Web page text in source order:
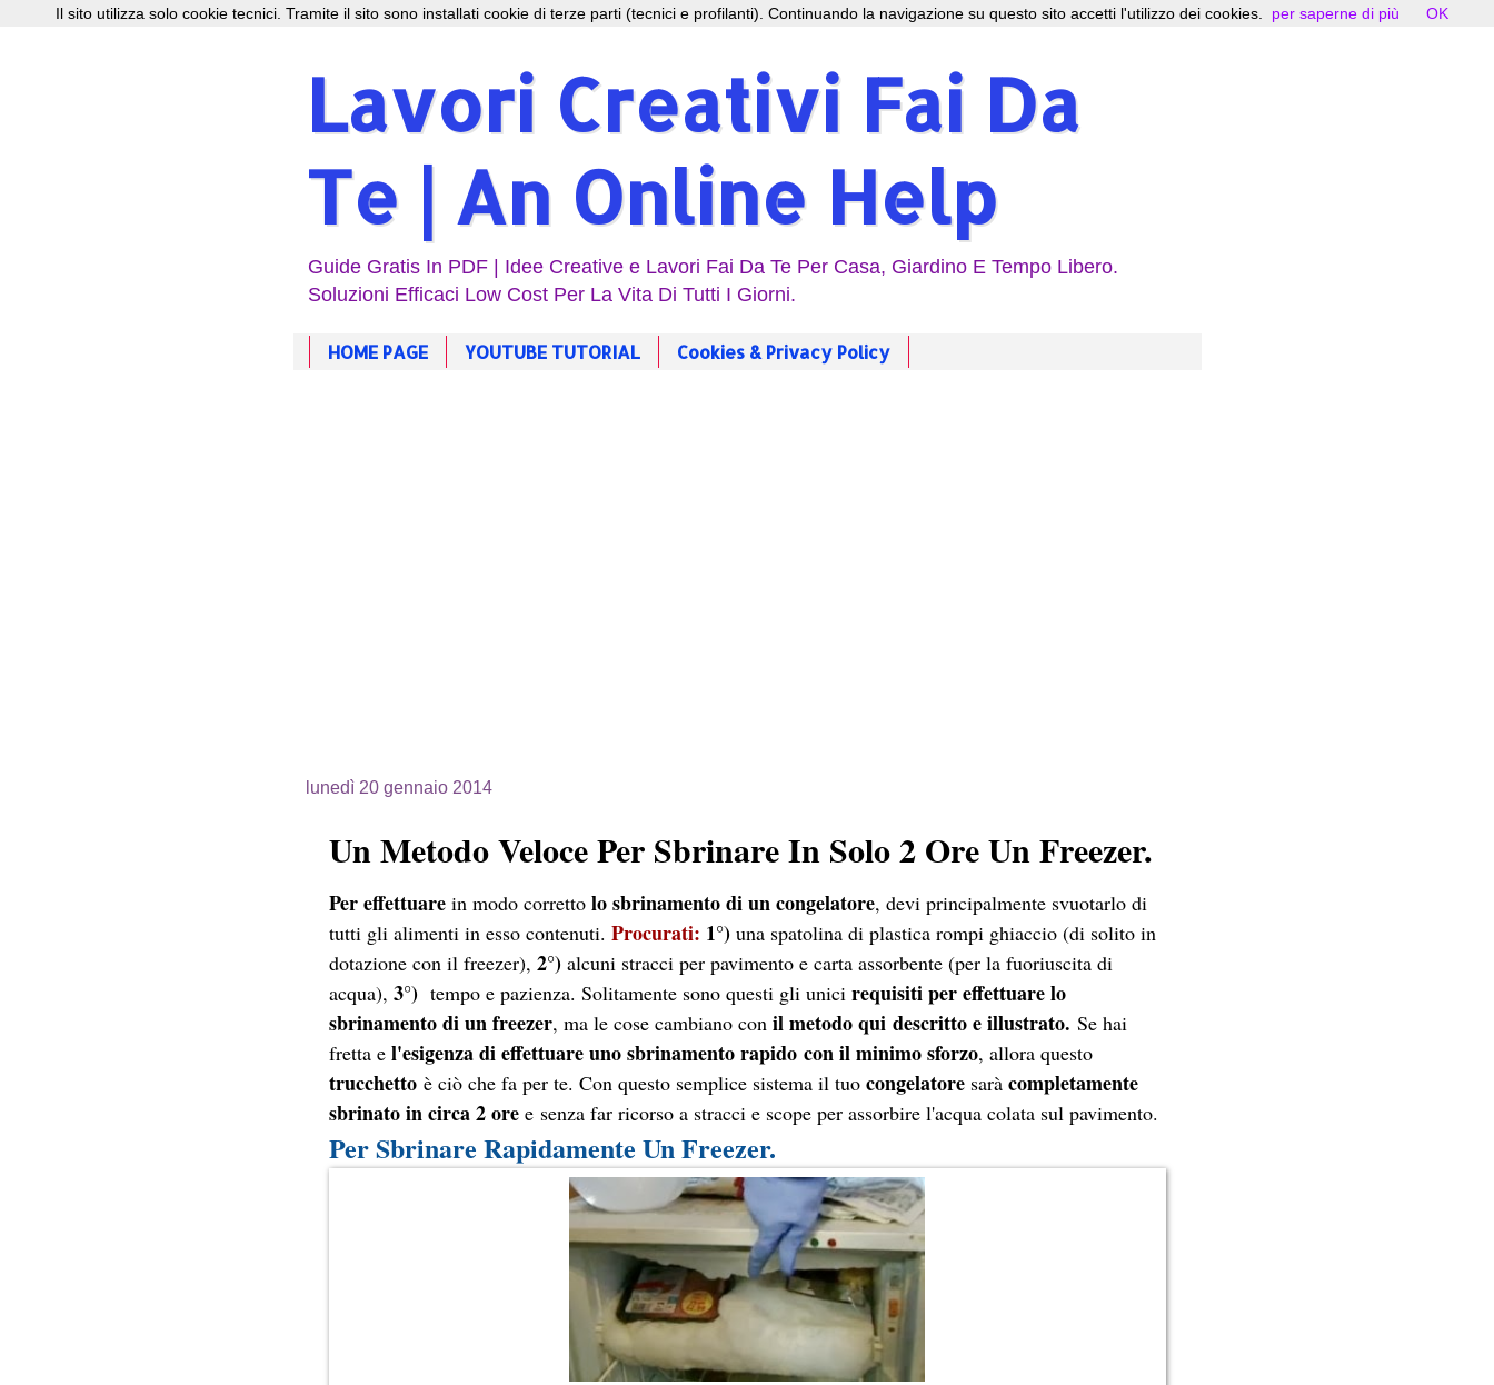
Lavori Creativi Fai Da
Te | An Online Help
Guide Gratis In PDF | Idee Creative e Lavori Fai Da Te Per Casa, Giardino E Tempo Libero.
Soluzioni Efficaci Low Cost Per La Vita Di Tutti I Giorni.
HOME PAGE YOUTUBE TUTORIAL Cookies & Privacy Policy
lunedì 20 gennaio 2014
Un Metodo Veloce Per Sbrinare In Solo 2 Ore Un Freezer.
Per effettuarein modo correttolo sbrinamento di un congelatore, devi principalmente svuotarlo di
tutti gli alimenti in esso contenuti. Procurati: 1°)una spatolina di plastica rompi ghiaccio (di solito in
dotazione con il freezer), 2°)alcuni stracci per pavimento e carta assorbente (per la fuoriuscita di
acqua), 3°)tempo e pazienza. Solitamente sono questi gli unici requisiti per effettuare lo
sbrinamento di un freezer, ma le cose cambiano con il metodo qui descritto e illustrato. Se hai
fretta e l'esigenza di effettuare uno sbrinamento rapido con il minimo sforzo, allora questo
trucchettoè ciò che fa per te. Con questo semplice sistema il tuo congelatoresarà completamente
sbrinato in circa 2 ore e senza far ricorso a stracci e scope per assorbire l'acqua colata sul pavimento.
Per Sbrinare Rapidamente Un Freezer.
Il sito utilizza solo cookie tecnici. Tramite il sito sono installati cookie di terze parti (tecnici e profilanti). Continuando la navigazione su questo sito accetti l'utilizzo dei cookies. per saperne di più OK